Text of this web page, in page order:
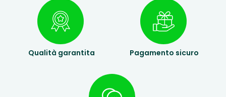
Qualità garantita Pagamento sicuro